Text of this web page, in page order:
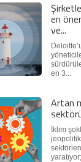
en
ve...
en 3...
Artan
İklim